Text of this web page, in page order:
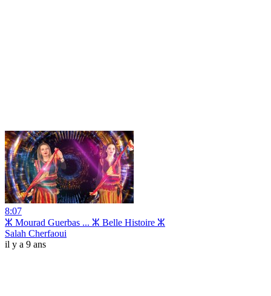
8:07
ⵣ Mourad Guerbas ... ⵣ Belle Histoire ⵣ
Salah Cherfaoui
il y a 9 ans